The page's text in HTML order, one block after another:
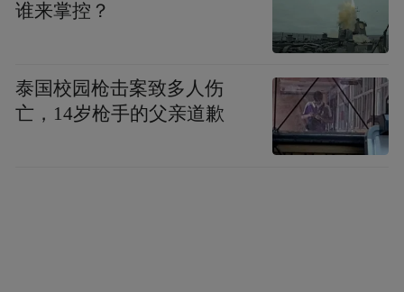
“书苑奇珍”——嵇小军书法作品展
谁来掌控？
泰国校园枪击案致多人伤
亡，14岁枪手的父亲道歉